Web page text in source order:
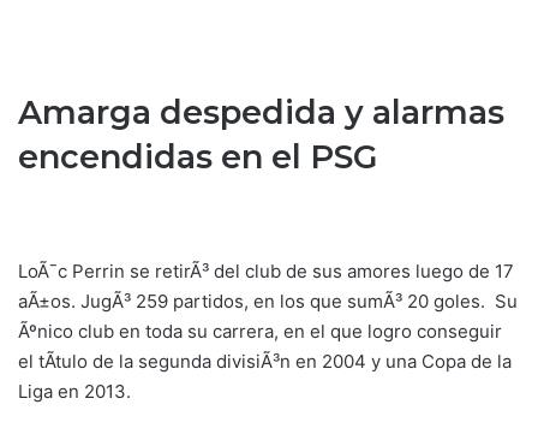
Amarga despedida y alarmas
encendidas en el PSG
LoÃ¯c Perrin se retirÃ³ del club de sus amores luego de 17
aÃ±os. JugÃ³ 259 partidos, en los que sumÃ³ 20 goles. Su
Ãºnico club en toda su carrera, en el que logro conseguir
el tÃ­tulo de la segunda divisiÃ³n en 2004 y una Copa de la
Liga en 2013.